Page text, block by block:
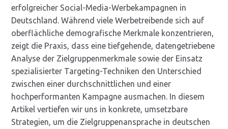
erfolgreicher Social-Media-Werbekampagnen in
Deutschland. Während viele Werbetreibende sich auf
oberflächliche demografische Merkmale konzentrieren,
zeigt die Praxis, dass eine tiefgehende, datengetriebene
Analyse der Zielgruppenmerkmale sowie der Einsatz
spezialisierter Targeting-Techniken den Unterschied
zwischen einer durchschnittlichen und einer
hochperformanten Kampagne ausmachen. In diesem
Artikel vertiefen wir uns in konkrete, umsetzbare
Strategien, um die Zielgruppenansprache in deutschen